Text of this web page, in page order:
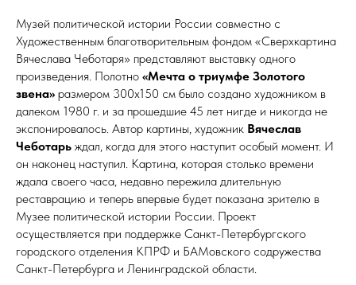
Музей политической истории России совместно с
Художественным благотворительным фондом «Сверхкартина
Вячеслава Чеботаря» представляют выставку одного
произведения. Полотно «Мечта о триумфе Золотого
звена» размером 300х150 см было создано художником в
далеком 1980 г. и за прошедшие 45 лет нигде и никогда не
экспонировалось. Автор картины, художник Вячеслав
Чеботарь ждал, когда для этого наступит особый момент. И
он наконец наступил. Картина, которая столько времени
ждала своего часа, недавно пережила длительную
реставрацию и теперь впервые будет показана зрителю в
Музее политической истории России. Проект
осуществляется при поддержке Санкт-Петербургского
городского отделения КПРФ и БАМовского содружества
Санкт-Петербурга и Ленинградской области.